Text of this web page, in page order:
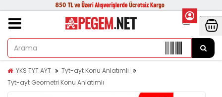
YKS TYT AYT
Tyt-ayt Konu Anlatımlı
Tyt-ayt Geometri Konu Anlatımlı